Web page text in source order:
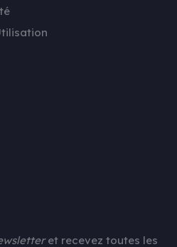
et recevez toutes les